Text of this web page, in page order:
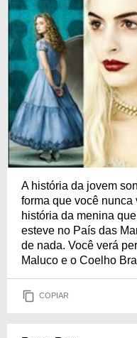
A história da jovem
forma que você nunca
história da menina
esteve no País das
de nada. Você verá
Maluco e o Coelho
COPIAR